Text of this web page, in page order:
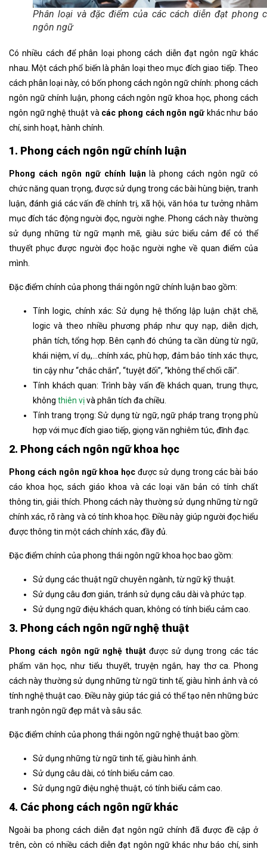
Phân loại và đặc điểm của các cách diễn đạt phong
ngôn ngữ
Có nhiều cách để phân loại phong cách diễn đạt ngôn ngữ khác
nhau. Một cách phổ biến là phân loại theo mục đích giao tiếp. Theo
cách phân loại này, có bốn phong cách ngôn ngữchính: phong cách
ngôn ngữchính luận, phong cách ngôn ngữ khoa học,phong cách
ngôn ngữnghệ thuật và các phong cách ngôn ngữ khác như báo
chí, sinh hoạt, hành chính.
1. Phong cách ngôn ngữ chính luận
Phong cách ngôn ngữ chính luận là phong cách ngôn ngữ có
chức năng quan trọng, được sử dụng trong các bài hùng biện, tranh
luận, đánh giá các vấn đề chính trị, xã hội, văn hóa tư tưởng nhằm
mục đích tác động người đọc, người nghe. Phong cách này thường
sử dụng những từ ngữ mạnh mẽ, giàu sức biểu cảm để có thể
thuyết phục được người đọc hoặc người nghe về quan điểm của
mình.
Đặc điểm chính của phong thái ngôn ngữchính luận bao gồm:
Tính logic, chính xác: Sử dụng hệ thống lập luận chặt chẽ,
logic và theo nhiều phương pháp như quy nạp, diễn dịch,
phân tích, tổng hợp. Bên cạnh đó chúng ta cần dùng từ ngữ,
khái niệm, ví dụ,…chính xác, phù hợp, đảm bảo tính xác thực,
tin cậy như “chắc chắn”, “tuyệt đối”, “không thể chối cãi”.
Tính khách quan: Trình bày vấn đề khách quan, trung thực,
không thiên vịvà phân tích đa chiều.
Tính trang trọng: Sử dụng từ ngữ, ngữ pháp trang trọng phù
hợp với mục đích giao tiếp, giọng văn nghiêm túc, đĩnh đạc.
2. Phong cách ngôn ngữ khoa học
Phong cách ngôn ngữ khoa học được sử dụng trong các bài báo
cáo khoa học, sách giáo khoa và các loại văn bản có tính chất
thông tin, giải thích. Phong cách này thường sử dụng những từ ngữ
chính xác, rõ ràng và có tính khoa học. Điều này giúp người đọc hiểu
được thông tin một cách chính xác, đầy đủ.
Đặc điểm chính của phong thái ngôn ngữkhoa học bao gồm:
Sử dụng các thuật ngữ chuyên ngành, từ ngữ kỹ thuật.
Sử dụng câu đơn giản, tránh sử dụng câu dài và phức tạp.
Sử dụng ngữ điệu khách quan, không có tính biểu cảm cao.
3. Phong cách ngôn ngữ nghệ thuật
Phong cách ngôn ngữ nghệ thuậtđược sử dụng trong các tác
phẩm văn học, như tiểu thuyết, truyện ngắn, hay thơ ca. Phong
cách này thường sử dụng những từ ngữ tinh tế, giàu hình ảnh và có
tính nghệ thuật cao. Điều này giúp tác giả có thể tạo nên những bức
tranh ngôn ngữ đẹp mắt và sâu sắc.
Đặc điểm chính của phong thái ngôn ngữnghệ thuật bao gồm:
Sử dụng những từ ngữ tinh tế, giàu hình ảnh.
Sử dụng câu dài, có tính biểu cảm cao.
Sử dụng ngữ điệu nghệ thuật, có tính biểu cảm cao.
4. Các phong cách ngôn ngữ khác
Ngoài ba phong cách diễn đạt ngôn ngữ chính đã được đề cập ở
trên, còn có nhiều cách diễn đạt ngôn ngữ khác như báo chí, sinh